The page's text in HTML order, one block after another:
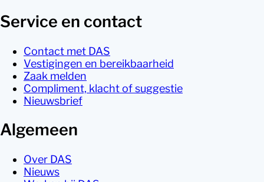
Service en contact
Contact met DAS
Vestigingen en bereikbaarheid
Zaak melden
Compliment, klacht of suggestie
Nieuwsbrief
Algemeen
Over DAS
Nieuws